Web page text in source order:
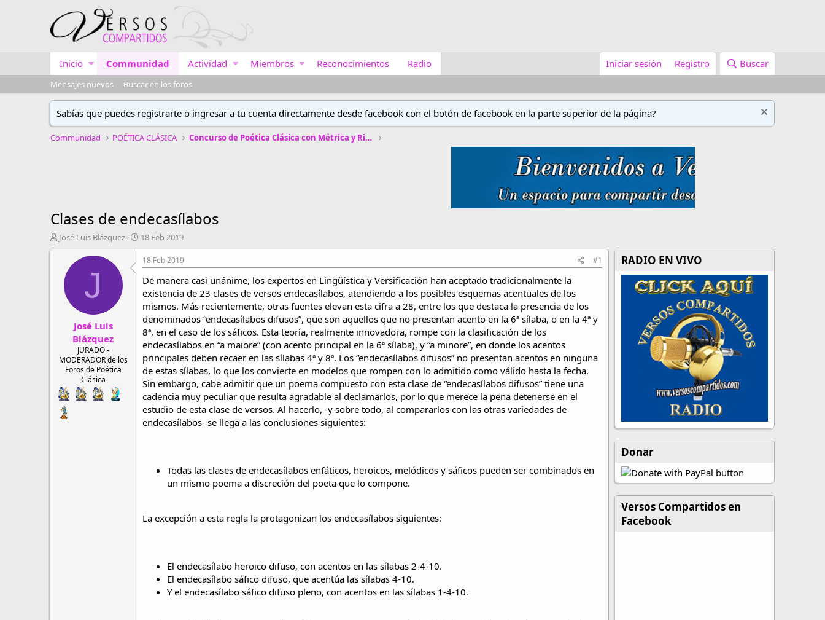
Inicio Communidad Actividad Miembros Reconocimientos Radio Iniciar sesión Registro Buscar
Mensajes nuevos Buscar en los foros
Sabías que puedes registrarte o ingresar a tu cuenta directamente desde facebook con el botón de facebook en la parte superior de la página?
Communidad POÉTICA CLÁSICA Concurso de Poética Clásica con Métrica y Rima
Clases de endecasílabos
A
u
José Luis Blázquez
F
e
c
h
a
d
e
n
c
o
18 Feb 2019
J
José Luis
Blázquez
JURADO -
MODERADOR de los
Foros de Poética
Clásica
18 Feb 2019 #1
De manera casi unánime, los expertos en Lingüística y Versificación han aceptado tradicionalmente la
existencia de 23 clases de versos endecasílabos, atendiendo a los posibles esquemas acentuales de los
mismos. Más recientemente, otras fuentes elevan esta cifra a 28, entre los que destaca la presencia de los
denominados “endecasílabos difusos”, que son aquellos que no presentan acento en la 6ª sílaba, o en la 4ª y
8ª, en el caso de los sáficos. Esta teoría, realmente innovadora, rompe con la clasificación de los
endecasílabos en “a maiore” (con acento principal en la 6ª sílaba), y “a minore”, en donde los acentos
principales deben recaer en las sílabas 4ª y 8ª. Los “endecasílabos difusos” no presentan acentos en ninguna
de estas sílabas, lo que los convierte en modelos que rompen con lo admitido como válido hasta la fecha.
Sin embargo, cabe admitir que un poema compuesto con esta clase de “endecasílabos difusos” tiene una
cadencia muy peculiar que resulta agradable al declamarlos, por lo que merece la pena detenerse en el
estudio de esta clase de versos. Al hacerlo, -y sobre todo, al compararlos con las otras variedades de
endecasílabos- se llega a las conclusiones siguientes:
Todas las clases de endecasílabos enfáticos, heroicos, melódicos y sáficos pueden ser combinados en
un mismo poema a discreción del poeta que lo compone.
La excepción a esta regla la protagonizan los endecasílabos siguientes:
El endecasílabo heroico difuso, con acentos en las sílabas 2-4-10.
El endecasílabo sáfico difuso, que acentúa las sílabas 4-10.
Y el endecasílabo sáfico difuso pleno, con acentos en las sílabas 1-4-10.
RADIO EN VIVO
Donar
Versos Compartidos en
Facebook